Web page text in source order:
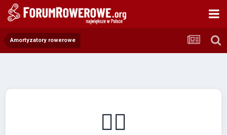
Amortyzatory rowerowe
🚴‍♂️